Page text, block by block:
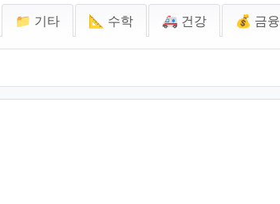
📁 기타 📐 수학 🚑 건강 💰 금융